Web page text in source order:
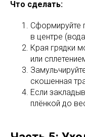
Что сделать:
Сформируйте
в центре
Края грядки
или
скошенная
Если
плёнкой до